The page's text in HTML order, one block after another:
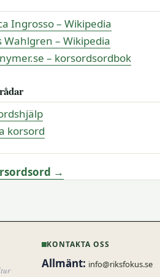
Ingrosso – Wikipedia
Wahlgren – Wikipedia
– korsordsordbok
korsord
→
KONTAKTA OSS
Allmänt: info@riksfokus.se